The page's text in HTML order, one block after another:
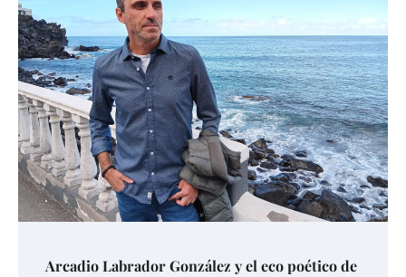
Arcadio Labrador González y el eco poético de